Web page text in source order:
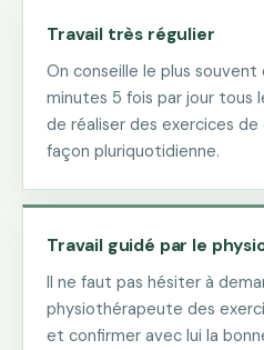
Travail très régulier
On conseille le plus
minutes 5 fois par jour tous
de réaliser des exercices
façon pluriquotidienne.
Travail guidé par le
Il ne faut pas hésiter à
physiothérapeute des
et confirmer avec lui la